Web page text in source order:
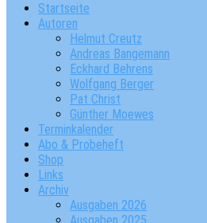
Startseite
Autoren
Helmut Creutz
Andreas Bangemann
Eckhard Behrens
Wolfgang Berger
Pat Christ
Günther Moewes
Terminkalender
Abo & Probeheft
Shop
Links
Archiv
Ausgaben 2026